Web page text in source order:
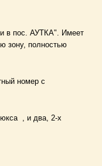
в пос. АУТКА". Имеет
зону, полностью
номер с
, и два, 2-х